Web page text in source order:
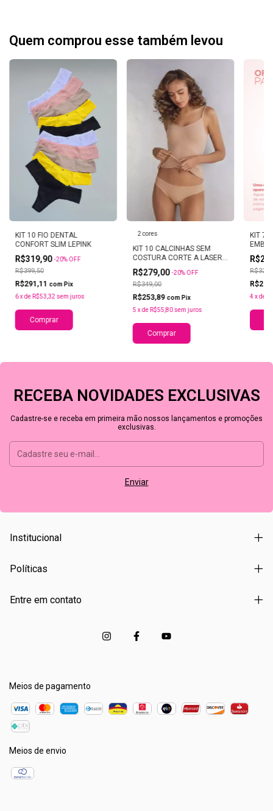
Quem comprou esse também levou
KIT 10 FIO DENTAL
CONFORT SLIM LEPINK
R$319,90-20%OFF
R$399,50
R$291,11 com Pix
6xde R$53,32sem juros
Comprar
2 cores
KIT 10 CALCINHAS SEM
COSTURA CORTE A LASER
LEPINK
R$279,00-20%OFF
R$349,00
R$253,89 com Pix
5 xde R$55,80 sem juros
Comprar
KIT 7
LEPINK
4 xde
RECEBA NOVIDADES EXCLUSIVAS
Cadastre-se e receba em primeira mão nossos lançamentos e promoções
exclusivas.
Institucional
Políticas
Entre em contato
Meios de pagamento
Meios de envio